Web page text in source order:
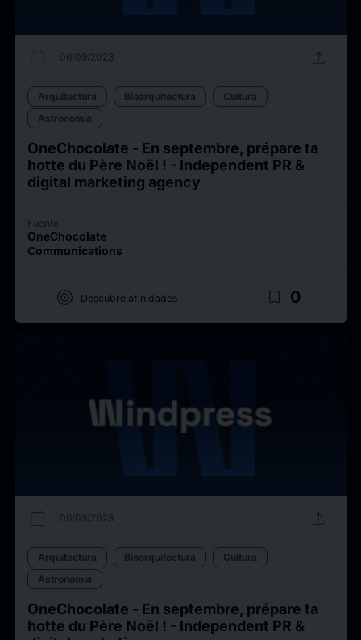
calendar_today 06/09/2023 upload
Arquitectura Bioarquitectura
Cultura
Astronomía
OneChocolate - En septembre, prépare ta
hotte du Père Noël ! - Independent PR &
digital marketing agency
Fuente
OneChocolate
Communications
target Descubre afinidades bookmark_border 0
calendar_today 06/09/2023 upload
Arquitectura Bioarquitectura
Cultura
Astronomía
OneChocolate - En septembre, prépare ta
hotte du Père Noël ! - Independent PR &